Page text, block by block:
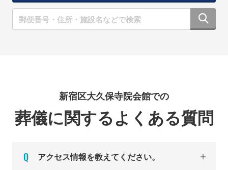
新宿区大久保寺院会館での
葬儀に関するよくある質問
アクセス情報を教えてください。